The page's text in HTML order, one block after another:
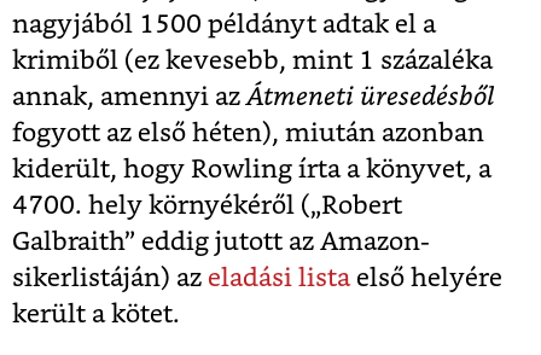
nagyjából 1500 példányt adtak el a
krimiből (ez kevesebb, mint 1 százaléka
annak, amennyi az Átmeneti üresedésből
fogyott az első héten), miután azonban
kiderült, hogy Rowling írta a könyvet, a
4700. hely környékéről („Robert
Galbraith” eddig jutott az Amazon-
sikerlistáján) az eladási listaelső helyére
került a kötet.